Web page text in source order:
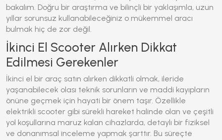
bakalım. Doğru bir araştırma ve bilinçli bir yaklaşımla, uzun
yıllar sorunsuz kullanabileceğiniz o mükemmel aracı
bulmak hiç de zor değil.
İkinci El Scooter Alırken Dikkat
Edilmesi Gerekenler
İkinci el bir araç satın alırken dikkatli olmak, ileride
yaşanabilecek olası teknik sorunların ve maddi kayıpların
önüne geçmek için hayati bir önem taşır. Özellikle
elektrikli scooter gibi sürekli hareket halinde olan ve çeşitli
yol koşullarına maruz kalan cihazlarda, detaylı bir fiziksel
ve donanımsal inceleme yapmak şarttır. Bu süreçte